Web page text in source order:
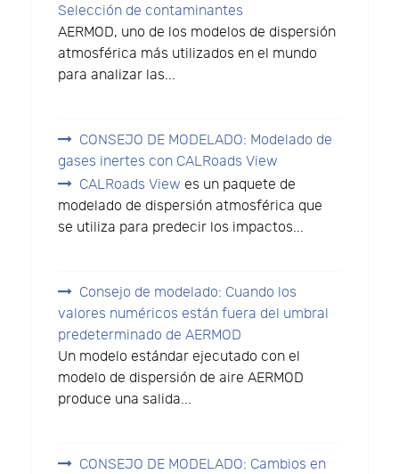
Selección de contaminantes
AERMOD, uno de los modelos de dispersión
atmosférica más utilizados en el mundo
para analizar las...
CONSEJO DE MODELADO: Modelado de
gases inertes con CALRoads View
CALRoads View es un paquete de
modelado de dispersión atmosférica que
se utiliza para predecir los impactos...
Consejo de modelado: Cuando los
valores numéricos están fuera del umbral
predeterminado de AERMOD
Un modelo estándar ejecutado con el
modelo de dispersión de aire AERMOD
produce una salida...
CONSEJO DE MODELADO: Cambios en